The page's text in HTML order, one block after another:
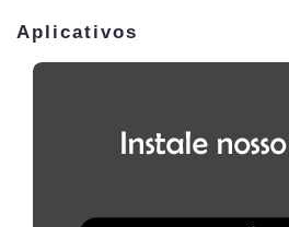
Aplicativos